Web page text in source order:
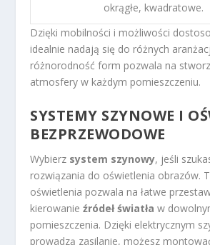
okrągłe, kwadratowe.
Dzięki mobilności i możliwości
idealnie nadają się do różnych
różnorodność form pozwala na
atmosfery w każdym pomieszczeniu.
SYSTEMY SZYNOWE I
BEZPRZEWODOWE
Wybierz system szynowy, jeśli
rozwiązania do oświetlenia obrazów.
oświetlenia pozwala na łatwe
kierowanieźródeł światła w
pomieszczenia. Dzięki elektrycznym
prowadzą zasilanie, możesz